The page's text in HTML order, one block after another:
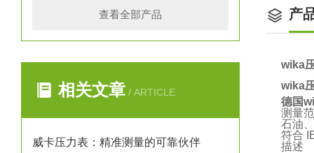
查看全部产品
相关文章 / ARTICLE
威卡压力表：精准测量的可靠伙伴
产
wika
wika
德国
测量
石油
符合
描述